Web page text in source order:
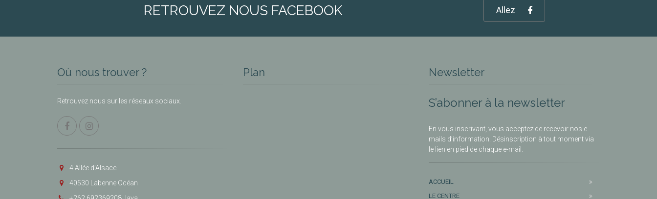
RETROUVEZ NOUS FACEBOOK Allez
Où nous trouver ?
Retrouvez nous sur les réseaux sociaux.
4 Allée d’Alsace
40530 Labenne Océan
Plan Newsletter
S’abonner à la newsletter
En vous inscrivant, vous acceptez de recevoir nos e-
mails d’information. Désinscription à tout moment via
le lien en pied de chaque e-mail.
ACCUEIL
LE CENTRE